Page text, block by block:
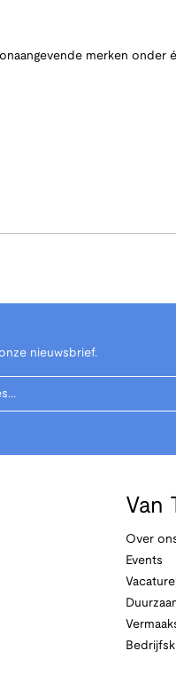
merken onder
nieuwsbrief.
Van
Over
Events